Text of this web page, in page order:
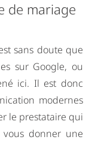
de mariage
sans doute que
sur Google, ou
ici. Il est donc
modernes
le prestataire qui
donner une